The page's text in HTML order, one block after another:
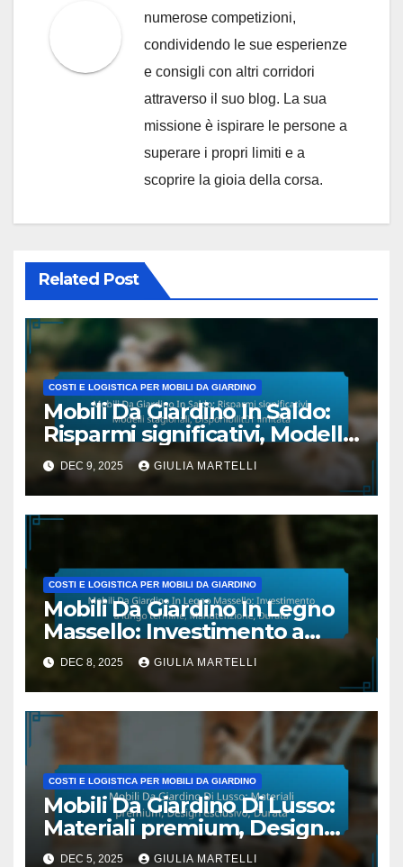
numerose competizioni,
condividendo le sue esperienze
e consigli con altri corridori
attraverso il suo blog. La sua
missione è ispirare le persone a
superare i propri limiti e a
scoprire la gioia della corsa.
Related Post
COSTI E LOGISTICA PER MOBILI DA GIARDINO
Mobili Da Giardino In Saldo:
Risparmi significativi, Modelli
stagionali, Disponibilità
limitata
DEC 9, 2025 GIULIA MARTELLI
COSTI E LOGISTICA PER MOBILI DA GIARDINO
Mobili Da Giardino In Legno
Massello: Investimento a
lungo termine,
Manutenzione, Durata
DEC 8, 2025 GIULIA MARTELLI
COSTI E LOGISTICA PER MOBILI DA GIARDINO
Mobili Da Giardino Di Lusso:
Materiali premium, Design
esclusivo, Durata
DEC 5, 2025 GIULIA MARTELLI